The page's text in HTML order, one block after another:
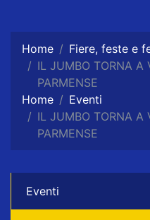
Home
Fiere, feste e
IL JUMBO TORNA A
PARMENSE
Home
Eventi
IL JUMBO TORNA A
PARMENSE
Eventi